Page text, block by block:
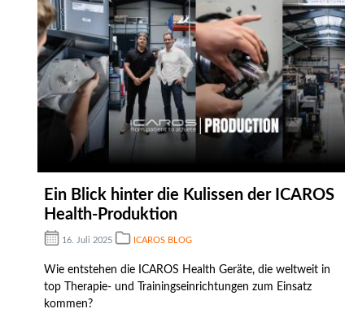
Ein Blick hinter die Kulissen der ICAROS
Health-Produktion
16. Juli 2025 ICAROS BLOG
Wie entstehen die ICAROS Health Geräte, die weltweit in
top Therapie- und Trainingseinrichtungen zum Einsatz
kommen?